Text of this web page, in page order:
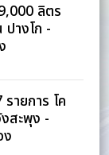
ลิตร
างโก -
ายการ โค
สะพุง -
ง